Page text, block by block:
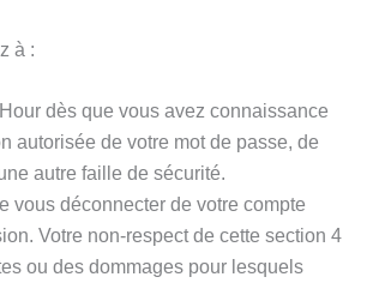
à :
dès que vous avez connaissance
autorisée de votre mot de passe, de
autre faille de sécurité.
vous déconnecter de votre compte
Votre non-respect de cette section 4
ou des dommages pour lesquels